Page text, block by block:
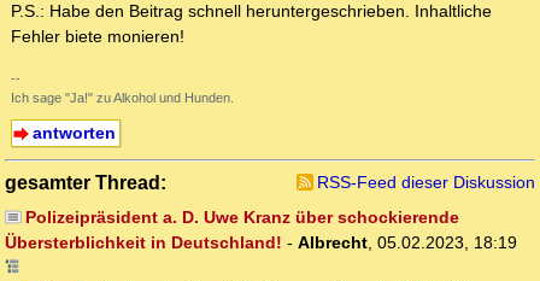
P.S.: Habe den Beitrag schnell heruntergeschrieben. Inhaltliche
Fehler biete monieren!
--
Ich sage "Ja!" zu Alkohol und Hunden.
antworten
gesamter Thread:
RSS-Feed dieser Diskussion
Polizeipräsident a. D. Uwe Kranz über schockierende
Übersterblichkeit in Deutschland! - Albrecht, 05.02.2023, 18:19